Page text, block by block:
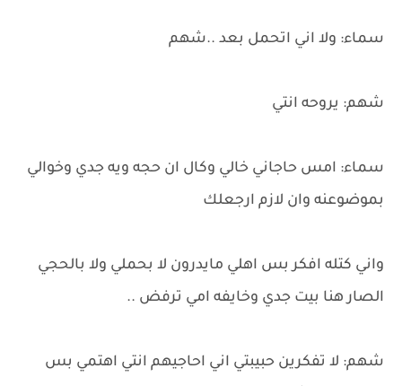
سماء: ولا اني اتحمل بعد ..شهم
شهم: يروحه انتي
سماء: امس حاجاني خالي وكال ان حجه ويه جدي وخوالي
بموضوعنه وان لازم ارجعلك
واني كتله افكر بس اهلي مايدرون لا بحملي ولا بالحجي
الصار هنا بيت جدي وخايفه امي ترفض ..
شهم: لا تفكرين حبيبتي اني احاجيهم انتي اهتمي بس